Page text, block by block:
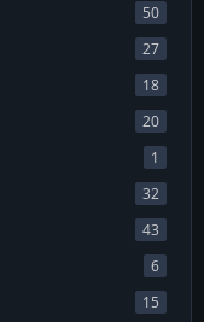
50
27
18
20
1
32
43
6
15